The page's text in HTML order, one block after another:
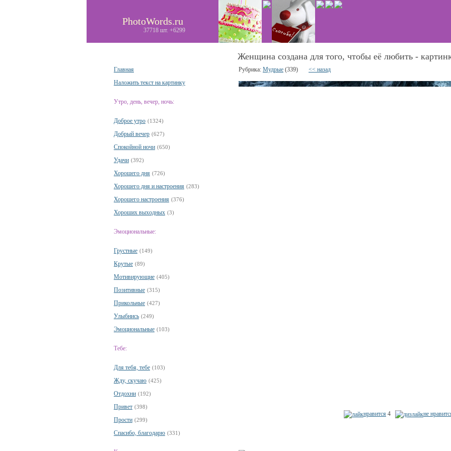
PhotoWords.ru
37718 шт. +6299
Главная
Наложить текст на картинку
Утро, день, вечер, ночь:
Доброе утро (1324)
Добрый вечер (627)
Спокойной ночи (650)
Удачи (392)
Хорошего дня (726)
Хорошего дня и настроения (283)
Хорошего настроения (376)
Хороших выходных (3)
Эмоциональные:
Грустные (149)
Крутые (89)
Мотивирующие (405)
Позитивные (315)
Прикольные (427)
Улыбнись (249)
Эмоциональные (103)
Тебе:
Для тебя, тебе (103)
Жду, скучаю (425)
Отдохни (192)
Привет (398)
Прости (299)
Спасибо, благодарю (331)
Женщина создана для того, чтобы её любить -
Рубрика: Мудрые (339) << назад
нравится 4 не